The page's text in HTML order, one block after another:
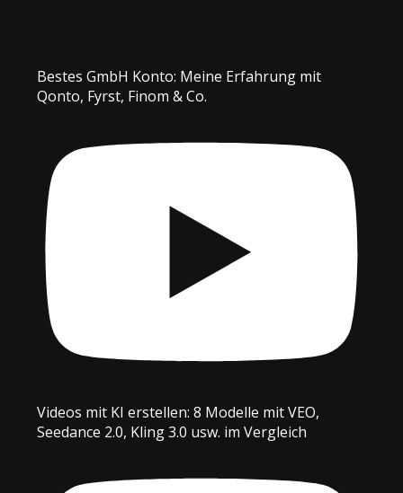
Bestes GmbH Konto: Meine Erfahrung mit
Qonto, Fyrst, Finom & Co.
Videos mit KI erstellen: 8 Modelle mit VEO,
Seedance 2.0, Kling 3.0 usw. im Vergleich